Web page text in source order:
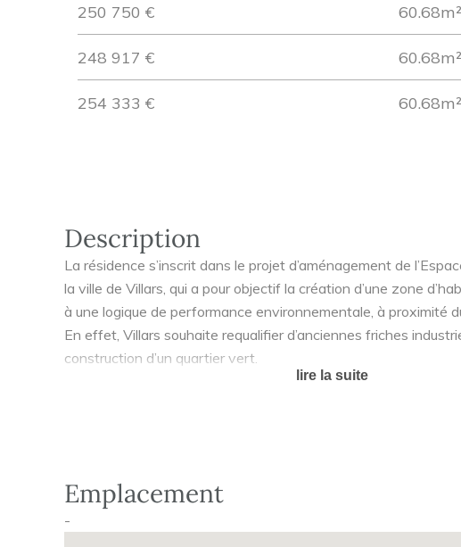
250 750 € 60.68m²
248 917 € 60.68m²
254 333 € 60.68m²
Description
La résidence s’inscrit dans le projet d’aménagement de
la ville de Villars, qui a pour objectif la création d’une zone
à une logique de performance environnementale, à proximité
En effet, Villars souhaite requalifier d’anciennes friches
construction d’un quartier vert.
Les différentes habitations (résidence service senior, maisons,
pharmacie, banques, casino, boucherie, presse...).
lire la suite
Emplacement
-